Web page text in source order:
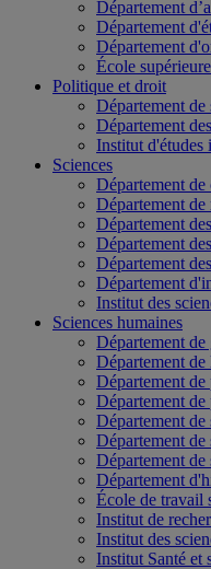
Département
Département
Département
École
Politique et droit
Département
Département
Institut d'études
Sciences
Département de
Département de
Département
Département
Département
Département
Institut des
Sciences humaines
Département de
Département
Département
Département
Département de
Département de
Département
Département
École de travail
Institut de
Institut des
Institut Santé et